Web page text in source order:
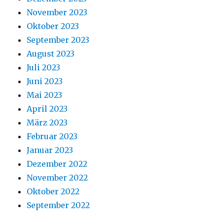
November 2023
Oktober 2023
September 2023
August 2023
Juli 2023
Juni 2023
Mai 2023
April 2023
März 2023
Februar 2023
Januar 2023
Dezember 2022
November 2022
Oktober 2022
September 2022